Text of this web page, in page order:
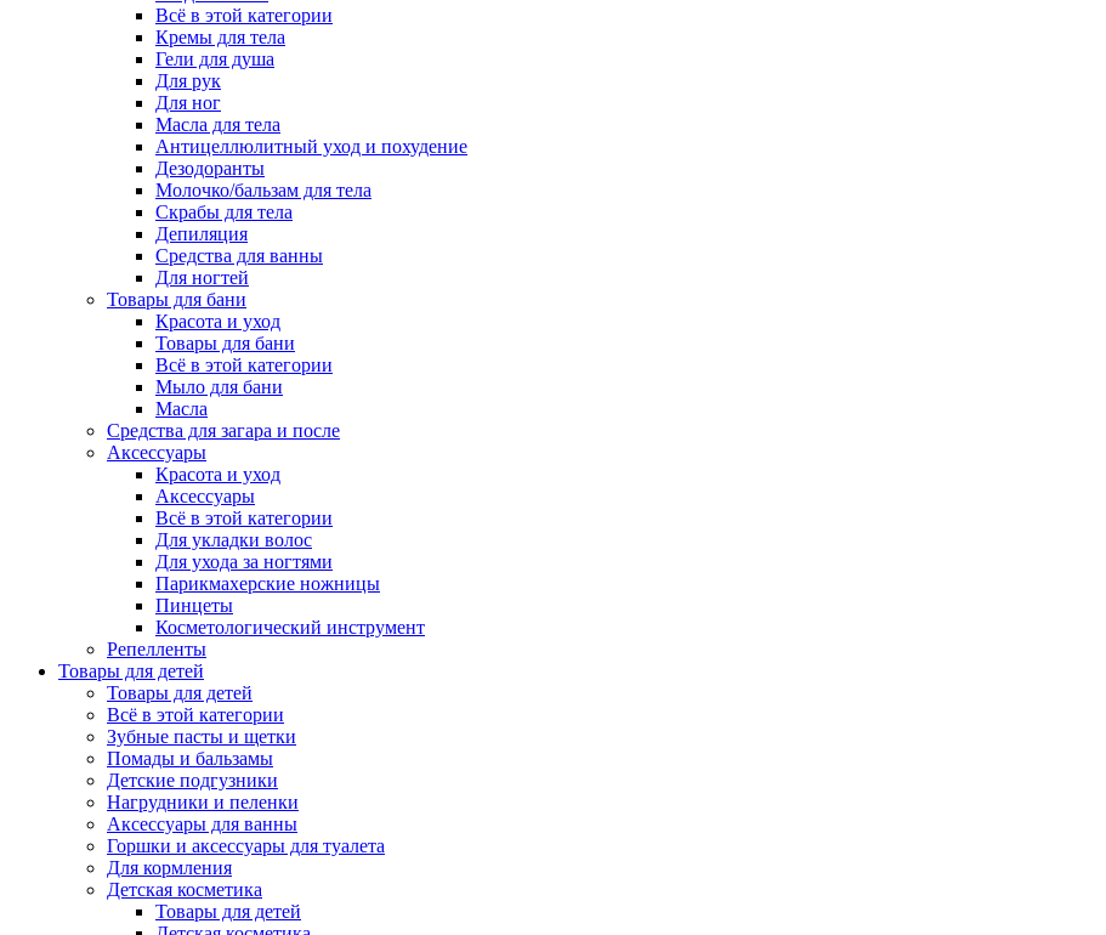
Всё в этой категории
Кремы для тела
Гели для душа
Для рук
Для ног
Масла для тела
Антицеллюлитный уход и похудение
Дезодоранты
Молочко/бальзам для тела
Скрабы для тела
Депиляция
Средства для ванны
Для ногтей
Товары для бани
Красота и уход
Товары для бани
Всё в этой категории
Мыло для бани
Масла
Средства для загара и после
Аксессуары
Красота и уход
Аксессуары
Всё в этой категории
Для укладки волос
Для ухода за ногтями
Парикмахерские ножницы
Пинцеты
Косметологический инструмент
Репелленты
Товары для детей
Товары для детей
Всё в этой категории
Зубные пасты и щетки
Помады и бальзамы
Детские подгузники
Нагрудники и пеленки
Аксессуары для ванны
Горшки и аксессуары для туалета
Для кормления
Детская косметика
Товары для детей